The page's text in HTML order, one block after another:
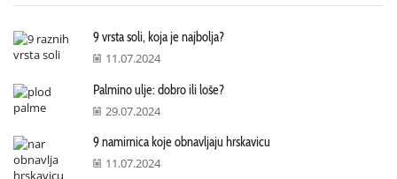
9 vrsta soli, koja je najbolja?
11.07.2024
Palmino ulje: dobro ili loše?
29.07.2024
9 namirnica koje obnavljaju hrskavicu
11.07.2024